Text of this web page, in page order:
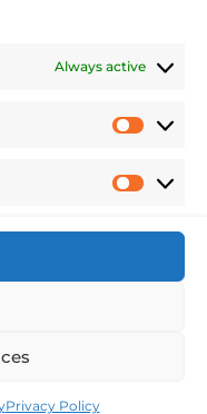
Always active
Statistikas
Privacy Policy
nozares attīstībā
projektus ģeotelpisko